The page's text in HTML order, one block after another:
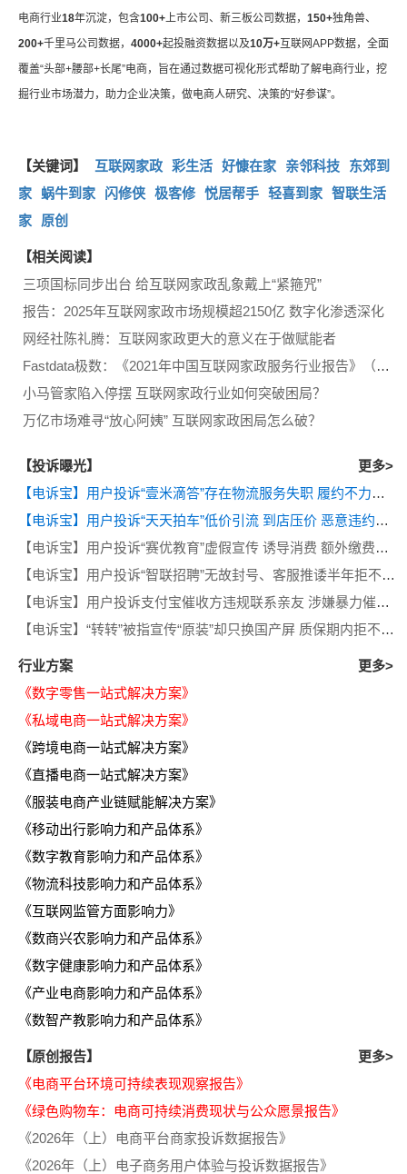
电商行业18年沉淀，包含100+上市公司、新三板公司数据， 150+独角兽、
200+千里马公司数据， 4000+起投融资数据以及10万+互联网APP数据，全面
覆盖“头部+腰部+长尾”电商，旨在通过数据可视化形式帮助了解电商行业，挖
掘行业市场潜力，助力企业决策，做电商人研究、决策的“好参谋”。
【关键词】 互联网家政 彩生活 好慷在家 亲邻科技
东郊到
家
蜗牛到家 闪修侠 极客修 悦居帮手 轻喜到家 智联生活
家
原创
【相关阅读】
三项国标同步出台 给互联网家政乱象戴上“紧箍咒”
报告：2025年互联网家政市场规模超2150亿 数字化渗透深化
网经社陈礼腾：互联网家政更大的意义在于做赋能者
Fastdata极数：《2021年中国互联网家政服务行业报告》（全文）
小马管家陷入停摆 互联网家政行业如何突破困局？
万亿市场难寻“放心阿姨” 互联网家政困局怎么破？
【投诉曝光】
更多>
【电诉宝】用户投诉“壹米滴答”存在物流服务失职 履约不力等问题
【电诉宝】用户投诉“天天拍车”低价引流 到店压价 恶意违约等问题
【电诉宝】用户投诉“赛优教育”虚假宣传 诱导消费 额外缴费后退款遭拒
【电诉宝】用户投诉“智联招聘”无故封号、客服推诿半年拒不退费
【电诉宝】用户投诉支付宝催收方违规联系亲友 涉嫌暴力催收侵犯隐私
【电诉宝】“转转”被指宣传“原装”却只换国产屏 质保期内拒不履行售后义务
行业方案
更多>
《数字零售一站式解决方案》
《私域电商一站式解决方案》
《跨境电商一站式解决方案》
《直播电商一站式解决方案》
《服装电商产业链赋能解决方案》
《移动出行影响力和产品体系》
《数字教育影响力和产品体系》
《物流科技影响力和产品体系》
《互联网监管方面影响力》
《数商兴农影响力和产品体系》
《数字健康影响力和产品体系》
《产业电商影响力和产品体系》
《数智产教影响力和产品体系》
【原创报告】
更多>
《电商平台环境可持续表现观察报告》
《绿色购物车：电商可持续消费现状与公众愿景报告》
《2026年（上）电商平台商家投诉数据报告》
《2026年（上）电子商务用户体验与投诉数据报告》